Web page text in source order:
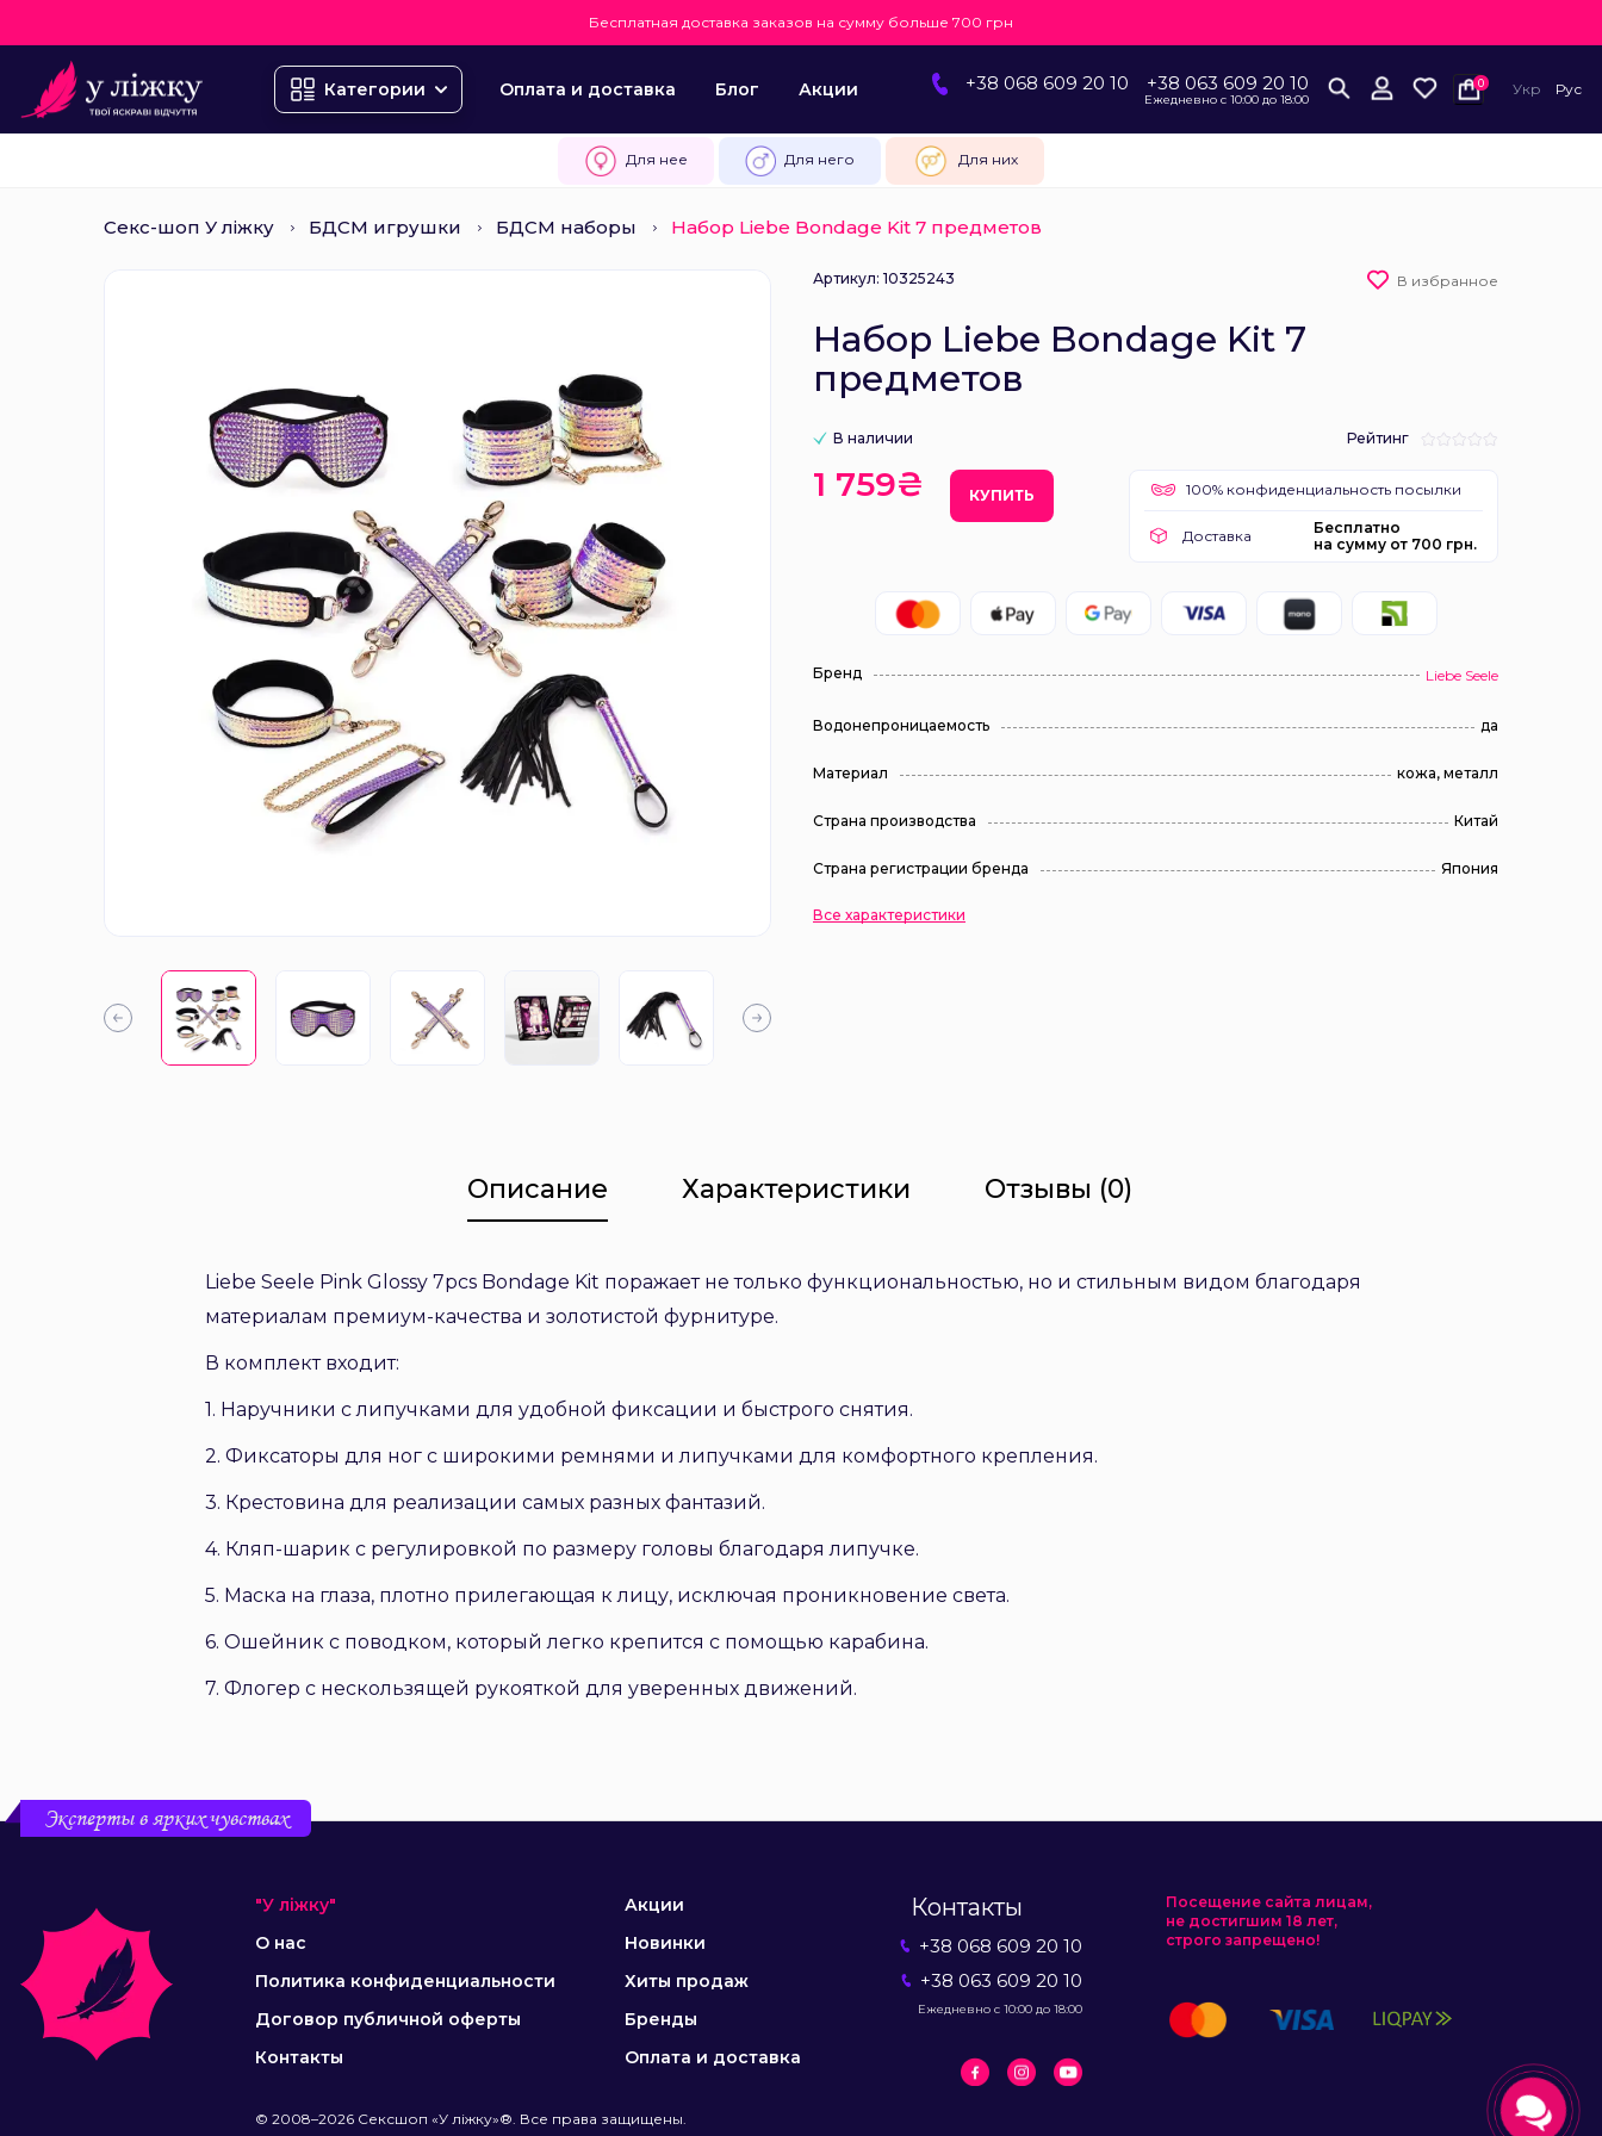
Бесплатная доставка заказов на сумму больше 700 грн
Категории Оплата и доставка Блог Акции +38 068 609 20 10 +38 063 609 20 10
Ежедневно с 10:00 до 18:00
0 Укр Рус
Для нее Для него Для них
Секс-шоп У ліжку БДСМ игрушки БДСМ наборы Набор Liebe Bondage Kit 7 предметов
Артикул: 10325243 В избранное
Набор Liebe Bondage Kit 7
предметов
В наличии Рейтинг
1 759₴ КУПИТЬ 100% конфиденциальность посылки
Доставка
Бесплатно
на сумму от 700 грн.
Бренд Liebe Seele
Водонепроницаемость да
Материал кожа, металл
Страна производства Китай
Страна регистрации бренда Япония
Все характеристики
Описание Характеристики Отзывы (0)
Liebe Seele Pink Glossy 7pcs Bondage Kit поражает не только функциональностью, но и стильным видом благодаря
материалам премиум-качества и золотистой фурнитуре.
В комплект входит:
1. Наручники с липучками для удобной фиксации и быстрого снятия.
2. Фиксаторы для ног с широкими ремнями и липучками для комфортного крепления.
3. Крестовина для реализации самых разных фантазий.
4. Кляп-шарик с регулировкой по размеру головы благодаря липучке.
5. Маска на глаза, плотно прилегающая к лицу, исключая проникновение света.
6. Ошейник с поводком, который легко крепится с помощью карабина.
7. Флогер с нескользящей рукояткой для уверенных движений.
Эксперты в ярких чувствах
"У ліжку"
О нас
Политика конфиденциальности
Договор публичной оферты
Контакты
Акции
Новинки
Хиты продаж
Бренды
Оплата и доставка
© 2008–2026 Сексшоп «У ліжку»®. Все права защищены.
Контакты
+38 068 609 20 10
+38 063 609 20 10
Ежедневно с 10:00 до 18:00
Посещение сайта лицам,
не достигшим 18 лет,
строго запрещено!